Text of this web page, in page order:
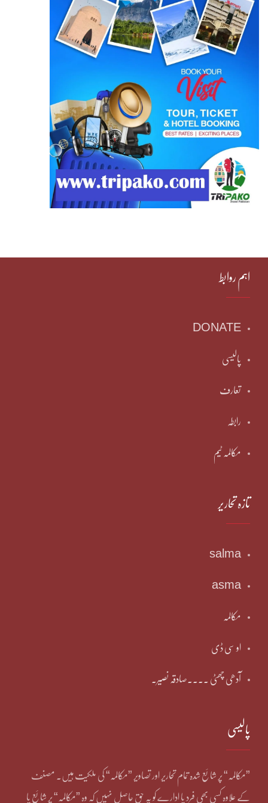
اہم روابط
DONATE
پالیسی
تعارف
رابطہ
مکالمہ ٹیم
تازہ تحاریر
salma
asma
مکالمہ
او سی ڈی
آدھی چھٹی ۔۔۔۔صادقہ نصیر۔
پالیسی
”مکالمہ“ پر شائع شدہ تمام تحاریر اور تصاویر ”مکالمہ“ کی ملکیت ہیں۔ مصنف
کے علاوہ کسی بھی فرد یا ادارے کو یہ حق حاصل نہیں کہ وہ ”مکالمہ“ پر شائع یا